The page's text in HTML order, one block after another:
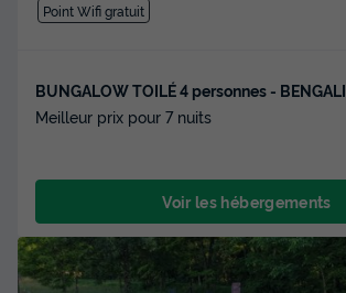
Point Wifi gratuit
BUNGALOW TOILÉ 4 personnes - BENGALI
Meilleur prix pour 7 nuits
Voir les hébergements